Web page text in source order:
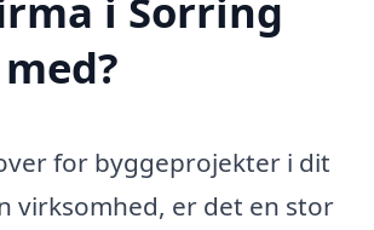
for byggeprojekter i dit
virksomhed, er det en stor